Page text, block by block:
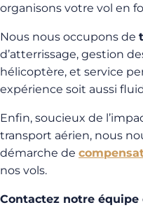
organisons votre vol en
Nous nous occupons de
d’atterrissage, gestion
hélicoptère, et service
expérience soit aussi
Enfin, soucieux de
transport aérien, nous
démarche de
nos vols.
Contactez notre équipe